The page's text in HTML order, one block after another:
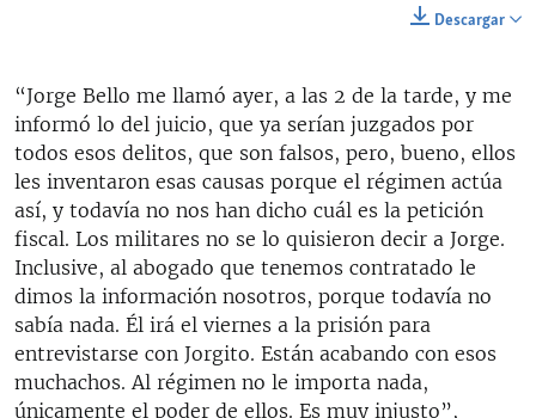
Descargar
“Jorge Bello me llamó ayer, a las 2 de la tarde, y me
informó lo del juicio, que ya serían juzgados por
todos esos delitos, que son falsos, pero, bueno, ellos
les inventaron esas causas porque el régimen actúa
así, y todavía no nos han dicho cuál es la petición
fiscal. Los militares no se lo quisieron decir a Jorge.
Inclusive, al abogado que tenemos contratado le
dimos la información nosotros, porque todavía no
sabía nada. Él irá el viernes a la prisión para
entrevistarse con Jorgito. Están acabando con esos
muchachos. Al régimen no le importa nada,
únicamente el poder de ellos. Es muy injusto”,